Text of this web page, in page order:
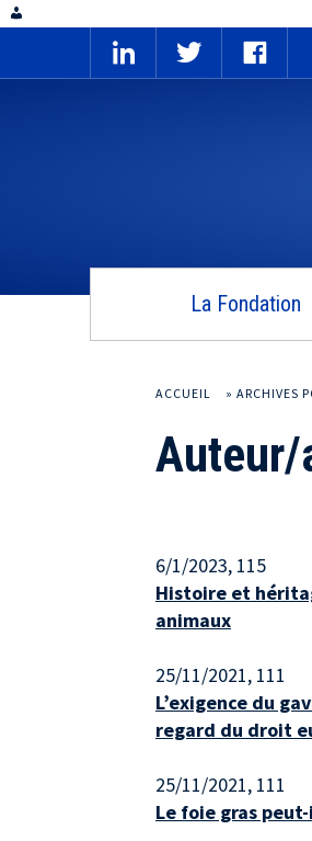
La Fondation
ACCUEIL » ARCHIVES
6/1/2023, 115
Histoire et
animaux
25/11/2021, 111
L’exigence du
regard du droit
25/11/2021, 111
Le foie gras